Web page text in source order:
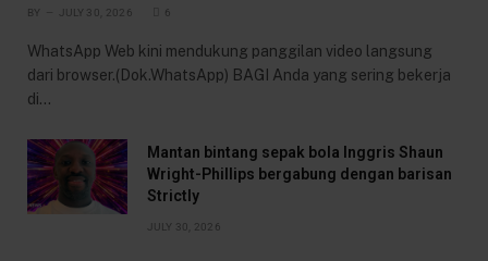
BY JULY 30, 2026 6
WhatsApp Web kini mendukung panggilan video langsung
dari browser.(Dok.WhatsApp) BAGI Anda yang sering bekerja
di…
Mantan bintang sepak bola Inggris Shaun
Wright-Phillips bergabung dengan barisan
Strictly
JULY 30, 2026